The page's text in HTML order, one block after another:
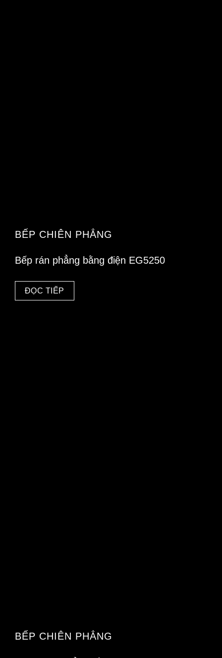
BẾP CHIÊN PHẲNG
Bếp rán phẳng bằng điện EG5250
ĐỌC TIẾP
BẾP CHIÊN PHẲNG